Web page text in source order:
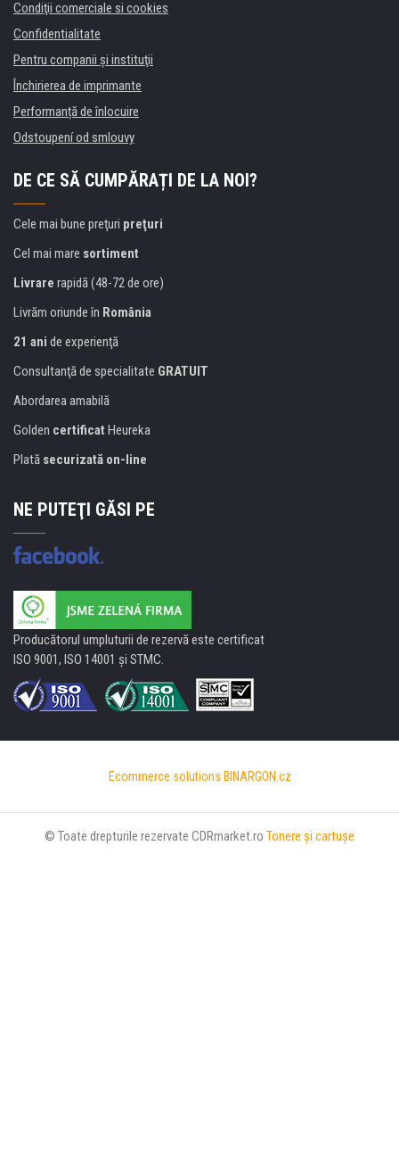
Condiţii comerciale si cookies
Confidentialitate
Pentru companii și instituţii
Închirierea de imprimante
Performanță de înlocuire
Odstoupení od smlouvy
DE CE SĂ CUMPĂRAȚI DE LA NOI?
Cele mai bune preţuri preţuri
Cel mai mare sortiment
Livrare rapidă (48-72 de ore)
Livrăm oriunde în România
21 ani de experienţă
Consultanţă de specialitate GRATUIT
Abordarea amabilă
Golden certificat Heureka
Plată securizată on-line
NE PUTEŢI GĂSI PE
Producătorul umpluturii de rezervă este certificat
ISO 9001, ISO 14001 şi STMC.
Ecommerce solutions BINARGON.cz
© Toate drepturile rezervate CDRmarket.ro Tonere şi cartuşe